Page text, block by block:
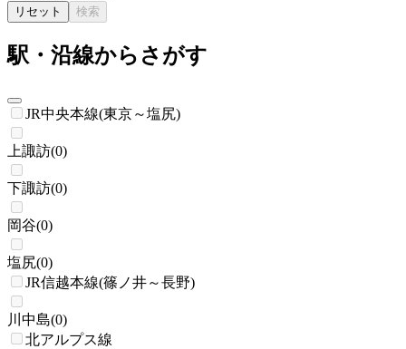
リセット 検索
駅・沿線からさがす
JR中央本線(東京～塩尻)
上諏訪(0)
下諏訪(0)
岡谷(0)
塩尻(0)
JR信越本線(篠ノ井～長野)
川中島(0)
北アルプス線